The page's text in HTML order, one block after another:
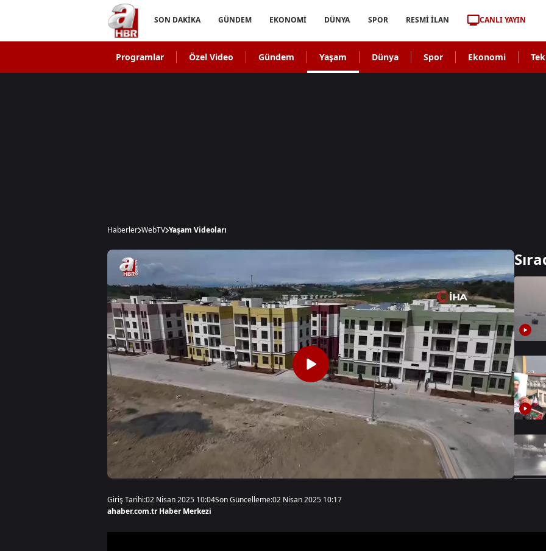
SON DAKİKA GÜNDEM EKONOMİ DÜNYA SPOR RESMİ İLAN CANLI YAYIN
Programlar Özel Video Gündem Yaşam Dünya Spor Ekonomi
Haberler WebTV Yaşam Videoları
Giriş Tarihi:02 Nisan 2025 10:04Son Güncelleme:02 Nisan 2025 10:17
ahaber.com.tr Haber Merkezi